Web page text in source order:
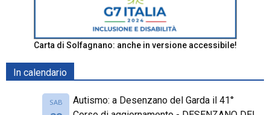
Carta di Solfagnano: anche in versione accessibile!
In calendario
SAB
Autismo: a Desenzano del Garda il 41°